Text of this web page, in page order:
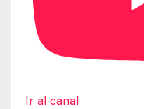
Ir al canal